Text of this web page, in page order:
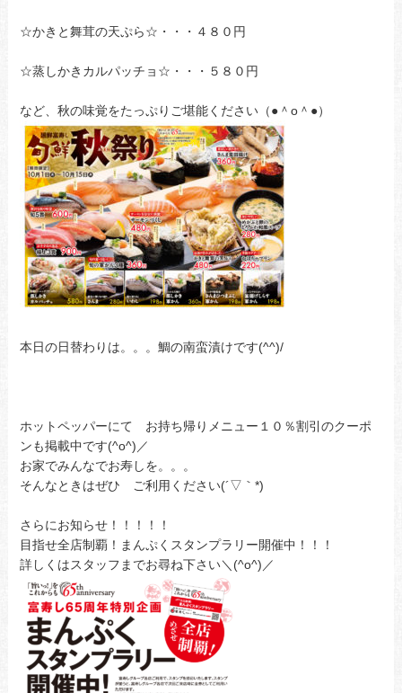
☆かきと舞茸の天ぷら☆・・・４８０円
☆蒸しかきカルパッチョ☆・・・５８０円
など、秋の味覚をたっぷりご堪能ください（●＾o＾●）
本日の日替わりは。。。鯛の南蛮漬けです(^^)/
ホットペッパーにて お持ち帰りメニュー１０％割引のクーポ
ンも掲載中です(^o^)／
お家でみんなでお寿しを。。。
そんなときはぜひ ご利用ください(´▽｀*)
さらにお知らせ！！！！！
目指せ全店制覇！まんぷくスタンプラリー開催中！！！
詳しくはスタッフまでお尋ね下さい＼(^o^)／